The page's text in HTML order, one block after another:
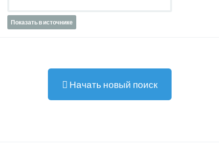
Показать в источнике
Начать новый поиск